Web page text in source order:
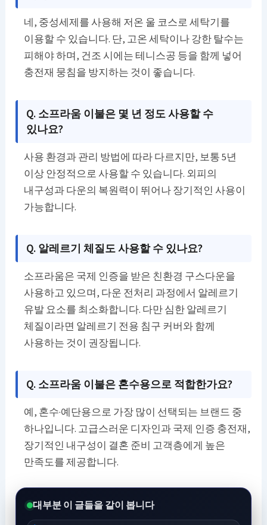
네, 중성세제를 사용해 저온 울 코스로 세탁기를
이용할 수 있습니다. 단, 고온 세탁이나 강한 탈수는
피해야 하며, 건조 시에는 테니스공 등을 함께 넣어
충전재 뭉침을 방지하는 것이 좋습니다.
Q. 소프라움 이불은 몇 년 정도 사용할 수
있나요?
사용 환경과 관리 방법에 따라 다르지만, 보통 5년
이상 안정적으로 사용할 수 있습니다. 외피의
내구성과 다운의 복원력이 뛰어나 장기적인 사용이
가능합니다.
Q. 알레르기 체질도 사용할 수 있나요?
소프라움은 국제 인증을 받은 친환경 구스다운을
사용하고 있으며, 다운 전처리 과정에서 알레르기
유발 요소를 최소화합니다. 다만 심한 알레르기
체질이라면 알레르기 전용 침구 커버와 함께
사용하는 것이 권장됩니다.
Q. 소프라움 이불은 혼수용으로 적합한가요?
예, 혼수·예단용으로 가장 많이 선택되는 브랜드 중
하나입니다. 고급스러운 디자인과 국제 인증 충전재,
장기적인 내구성이 결혼 준비 고객층에게 높은
만족도를 제공합니다.
대부분 이 글들을 같이 봅니다